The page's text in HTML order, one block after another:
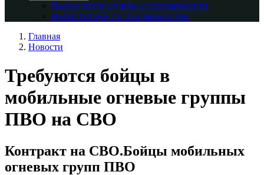
Выбор места службы и специальности
Набор бойцов по специальностям
Главная
Новости
Требуются бойцы в
мобильные огневые группы
ПВО на СВО
Контракт на СВО.Бойцы мобильных
огневых групп ПВО